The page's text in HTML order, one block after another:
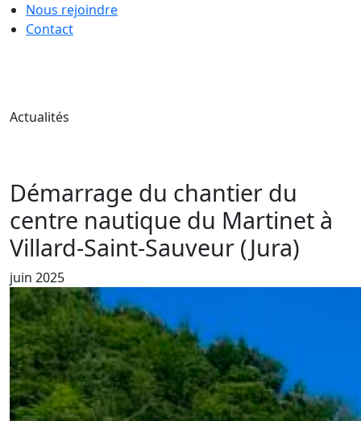
Nous rejoindre
Contact
Actualités
Démarrage du chantier du
centre nautique du Martinet à
Villard-Saint-Sauveur (Jura)
juin 2025